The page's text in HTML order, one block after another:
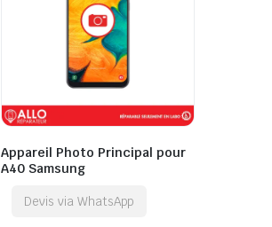
Appareil Photo Principal pour
A40 Samsung
Devis via WhatsApp